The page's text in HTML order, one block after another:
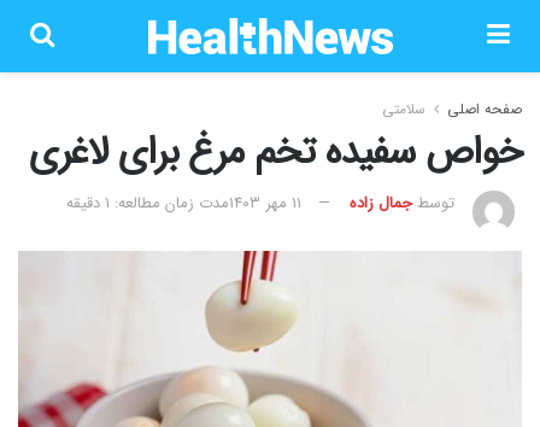
صفحه اصلی سلامتی
خواص سفیده تخم مرغ برای لاغری
توسطجمال زاده ۱۱ مهر ۱۴۰۳ مدت زمان مطالعه: 1 دقیقه